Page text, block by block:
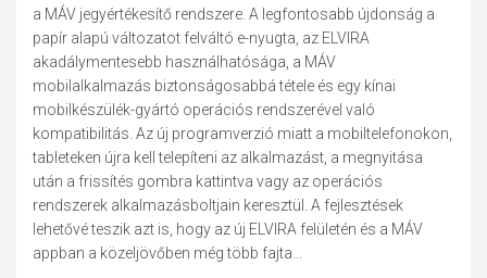
a MÁV jegyértékesítő rendszere. A legfontosabb újdonság a
papír alapú változatot felváltó e-nyugta, az ELVIRA
akadálymentesebb használhatósága, a MÁV
mobilalkalmazás biztonságosabbá tétele és egy kínai
mobilkészülék-gyártó operációs rendszerével való
kompatibilitás. Az új programverzió miatt a mobiltelefonokon,
tableteken újra kell telepíteni az alkalmazást, a megnyitása
után a frissítés gombra kattintva vagy az operációs
rendszerek alkalmazásboltjain keresztül. A fejlesztések
lehetővé teszik azt is, hogy az új ELVIRA felületén és a MÁV
appban a közeljövőben még több fajta...